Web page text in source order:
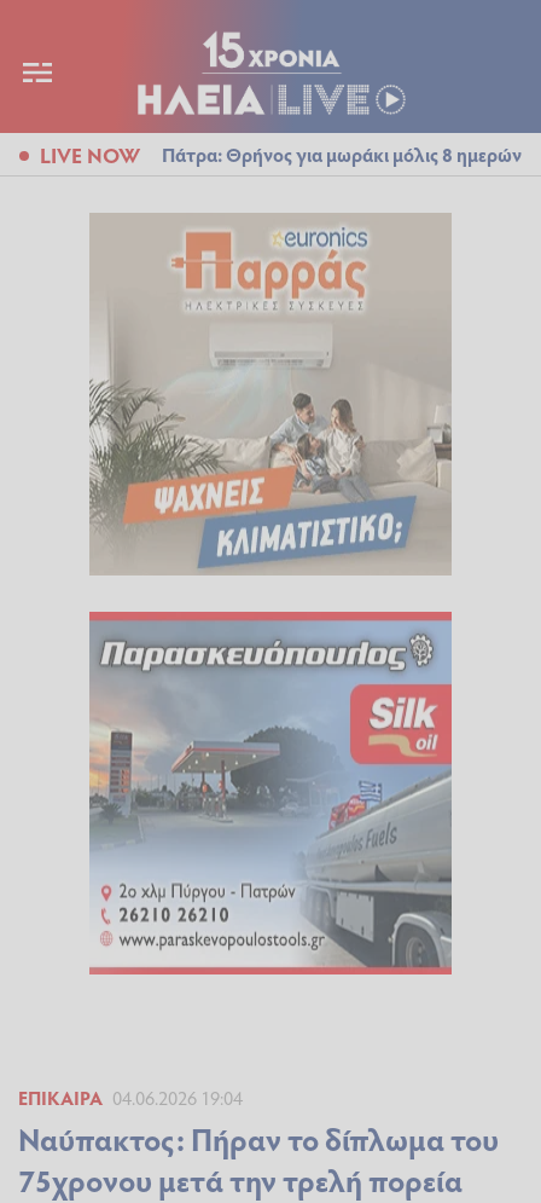
LIVE NOW Πάτρα: Θρήνος για μωράκι μόλις 8 ημερών
ΕΠΊΚΑΙΡΑ 04.06.2026 19:04
Ναύπακτος: Πήραν το δίπλωμα του
75χρονου μετά την τρελή πορεία